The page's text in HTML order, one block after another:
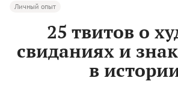
Личный опыт
25 твитов о
свиданиях и
в